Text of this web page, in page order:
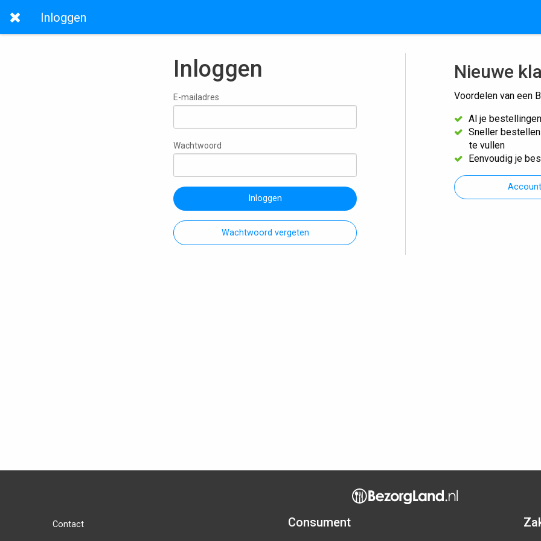
Inloggen
Inloggen
E-mailadres
Wachtwoord
Inloggen
Wachtwoord vergeten
Nieuwe
Voordelen van een
Al je
Sneller
te vullen
Eenvoudig je
Contact Consument